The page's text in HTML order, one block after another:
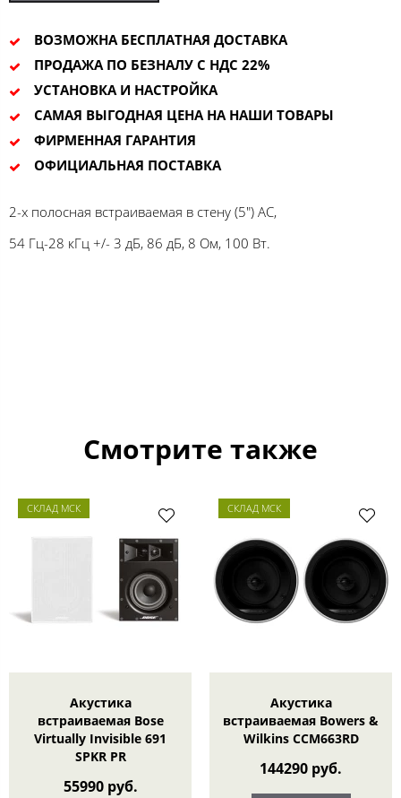
ВОЗМОЖНА БЕСПЛАТНАЯ ДОСТАВКА
ПРОДАЖА ПО БЕЗНАЛУ С НДС 22%
УСТАНОВКА И НАСТРОЙКА
САМАЯ ВЫГОДНАЯ ЦЕНА НА НАШИ ТОВАРЫ
ФИРМЕННАЯ ГАРАНТИЯ
ОФИЦИАЛЬНАЯ ПОСТАВКА
2-х полосная встраиваемая в стену (5") АС,
54 Гц-28 кГц +/- 3 дБ, 86 дБ, 8 Ом, 100 Вт.
Смотрите также
СКЛАД МСК
Акустика
встраиваемая Bose
Virtually Invisible 691
SPKR PR
55990 руб.
СКЛАД МСК
Акустика
встраиваемая Bowers &
Wilkins CCM663RD
144290 руб.